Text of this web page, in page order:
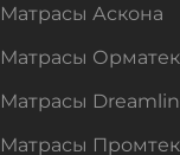
Матрасы Аскона
Матрасы Орматек
Матрасы
Матрасы